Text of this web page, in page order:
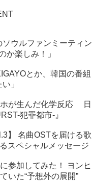
ソウルファンミーティン
楽しみ！」
とか、韓国の番組
」
ホが生んだ化学反応 日
犯罪都市-』
】 名曲OSTを届ける歌
スペシャルメッセージ
参加してみた！ ヨンヒ
いた“予想外の展開”